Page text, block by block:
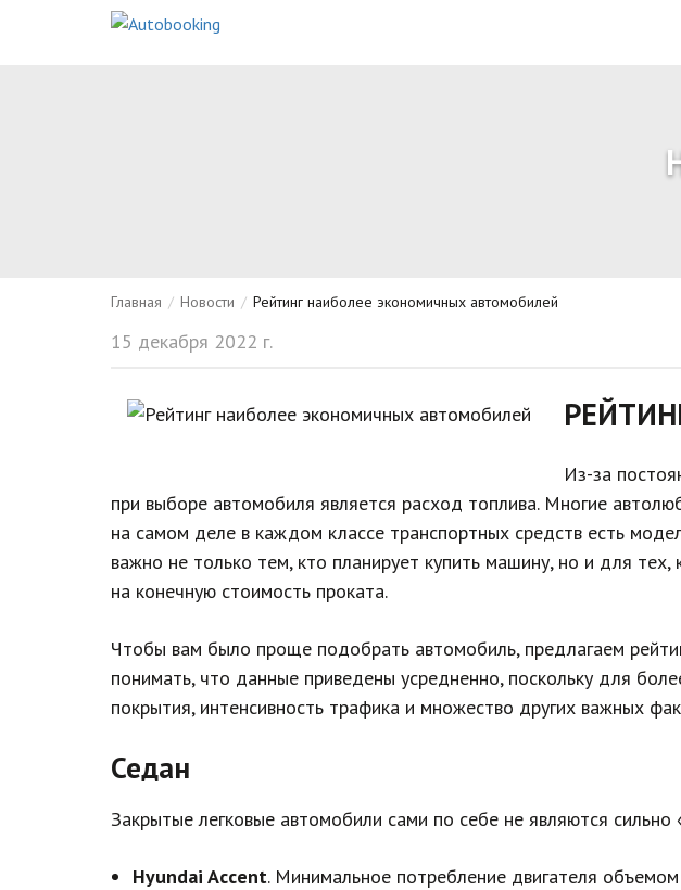
Главная / Новости / Рейтинг наиболее экономичных автомобилей
15 декабря 2022 г.
Из-за
при выборе автомобиля является расход топлива. Многие
на самом деле в каждом классе транспортных средств есть
важно не только тем, кто планирует купить машину, но и для тех,
на конечную стоимость проката.
Чтобы вам было проще подобрать автомобиль, предлагаем
понимать, что данные приведены усредненно, поскольку для
покрытия, интенсивность трафика и множество других важных
Седан
Закрытые легковые автомобили сами по себе не являются
Hyundai Accent. Минимальное потребление двигателя